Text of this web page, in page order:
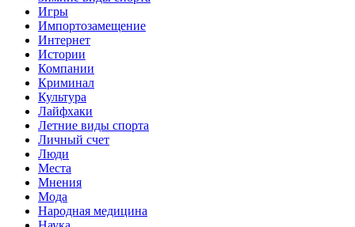
Игры
Импортозамещение
Интернет
Истории
Компании
Криминал
Культура
Лайфхаки
Летние виды спорта
Личный счет
Люди
Места
Мнения
Мода
Народная медицина